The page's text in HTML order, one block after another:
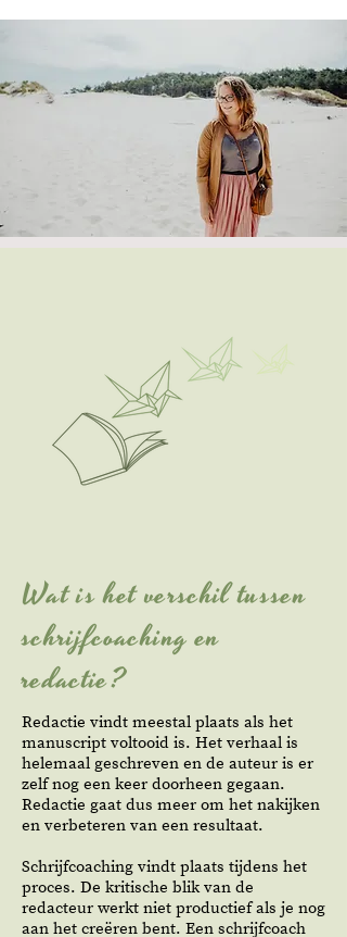
Wat is het verschil tussen
schrijfcoaching en
redactie?
Redactie vindt meestal plaats als het
manuscript voltooid is. Het verhaal is
helemaal geschreven en de auteur is er
zelf nog een keer doorheen gegaan.
Redactie gaat dus meer om het nakijken
en verbeteren van een resultaat.
Schrijfcoaching vindt plaats tijdens het
proces. De kritische blik van de
redacteur werkt niet productief als je nog
aan het creëren bent. Een schrijfcoach